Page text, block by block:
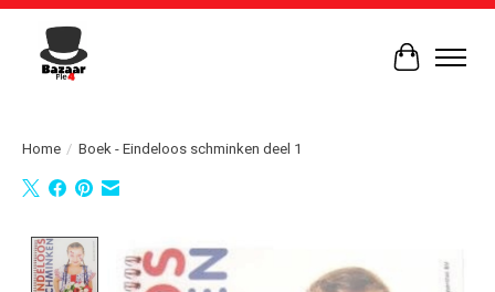
Home / Boek - Eindeloos schminken deel 1
Product image slideshow Items